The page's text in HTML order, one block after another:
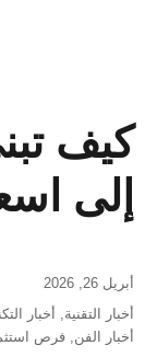
كيف
إلى
نُشرت
في
أبريل 26, 2026
التصنيفات
أخبار التقنية, أخبار
أخبار الفن, فرص